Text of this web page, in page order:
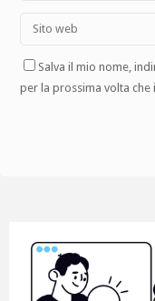
Salva il mio nome,
per la prossima volta che